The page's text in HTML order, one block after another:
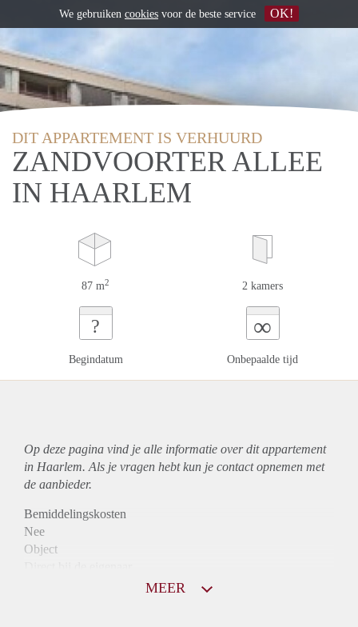
DIT APPARTEMENT IS VERHUURD
ZANDVOORTER ALLEE
IN HAARLEM
87 m2 2 kamers
?
Begindatum
∞
Onbepaalde tijd
Op deze pagina vind je alle informatie over ditappartement
in Haarlem. Als je vragen hebt kun je contact opnemen met
de aanbieder.
Bemiddelingskosten
Nee
Object
MEER
We gebruiken cookies voor de beste service OK!